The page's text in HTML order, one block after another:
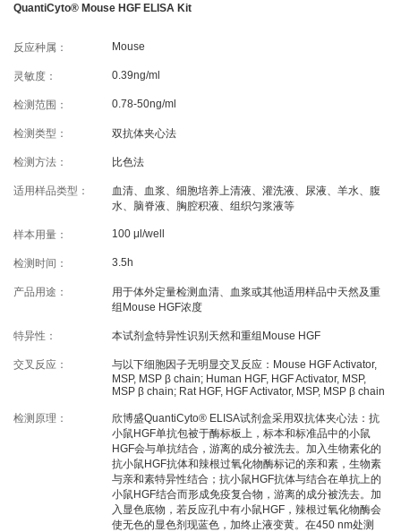
文献引用
文献引用
技术支持 订购指南
资源中心
样本处理 实验流程
注意事项
结果数据分析
下载中心
QuantiCyto® Mouse HGF ELISA Kit
反应种属： Mouse
灵敏度： 0.39ng/ml
检测范围： 0.78-50ng/ml
检测类型： 双抗体夹心法
检测方法： 比色法
适用样品类型：
血清、血浆、细胞培养上清液、灌洗液、尿液、羊水、腹
水、脑脊液、胸腔积液、组织匀浆液等
样本用量： 100 μl/well
检测时间： 3.5h
产品用途：
用于体外定量检测血清、血浆或其他适用样品中天然及重
组Mouse HGF浓度
特异性： 本试剂盒特异性识别天然和重组Mouse HGF
交叉反应：
与以下细胞因子无明显交叉反应：Mouse HGF Activator,
MSP, MSP β chain; Human HGF, HGF Activator, MSP,
MSP β chain; Rat HGF, HGF Activator, MSP, MSP β chain
检测原理：
欣博盛QuantiCyto® ELISA试剂盒采用双抗体夹心法：抗
小鼠HGF单抗包被于酶标板上，标本和标准品中的小鼠
HGF会与单抗结合，游离的成分被洗去。加入生物素化的
抗小鼠HGF抗体和辣根过氧化物酶标记的亲和素，生物素
与亲和素特异性结合；抗小鼠HGF抗体与结合在单抗上的
小鼠HGF结合而形成免疫复合物，游离的成分被洗去。加
入显色底物，若反应孔中有小鼠HGF，辣根过氧化物酶会
使无色的显色剂现蓝色，加终止液变黄。在450 nm处测